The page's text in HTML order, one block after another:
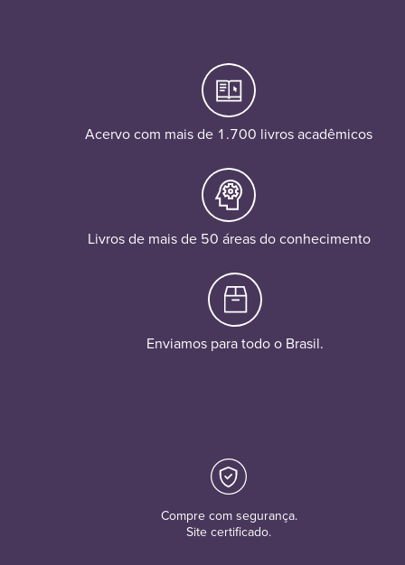
Acervo com mais de 1.700 livros acadêmicos
Livros de mais de 50 áreas do conhecimento
Enviamos para todo o Brasil.
Compre com segurança.
Site certificado.